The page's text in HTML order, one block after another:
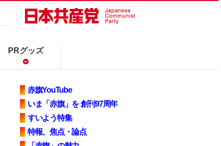
PRグッズ
赤旗YouTube
いま「赤旗」を 創刊97周年
すいよう特集
特報、焦点・論点